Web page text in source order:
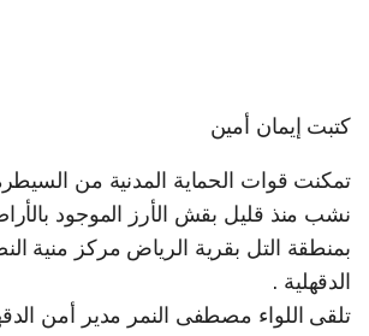
كتبت إيمان أمين
تمكنت قوات الحماية المدنية من
نشب منذ قليل بقش الأرز الموجود
بمنطقة التل بقرية الرياض مركز منية
الدقهلية .
تلقى اللواء مصطفى النمر مدير أمن